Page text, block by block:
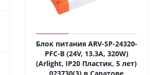
Блок питания ARV-SP-24320-
PFC-B (24V, 13.3A, 320W)
(Arlight, IP20 Пластик, 5 лет)